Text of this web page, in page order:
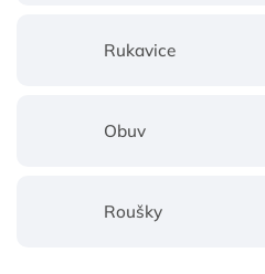
Rukavice
Obuv
Roušky